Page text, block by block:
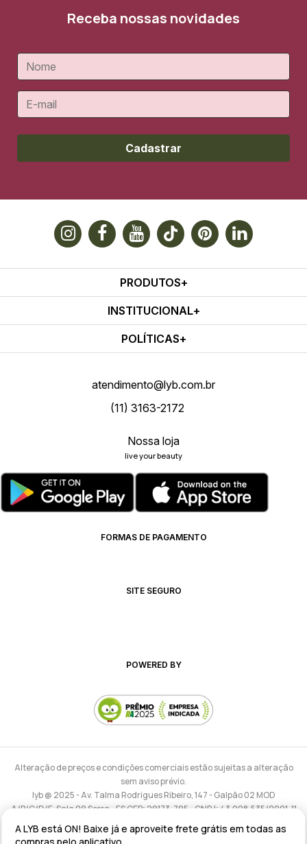
Receba nossas novidades
Cadastrar
PRODUTOS
INSTITUCIONAL
POLÍTICAS
atendimento@lyb.com.br
(11) 3163-2172
Nossa loja
live your beauty
FORMAS DE PAGAMENTO
SITE SEGURO
POWERED BY
Alteração de preços e condições comerciais estão sujeitas a alteração
sem aviso prévio.
lyb @ 2025 - Av. Talma Rodrigues Ribeiro, 147 - Galpão 02 MOD
A/B/C/D/E, Sala 09 Serra - ES CEP: 29173-795 - CNPJ: 43.008.535/0001-11
A LYB está ON! Baixe já e aproveite frete grátis em todas as